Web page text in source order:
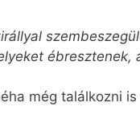
még találkozni is